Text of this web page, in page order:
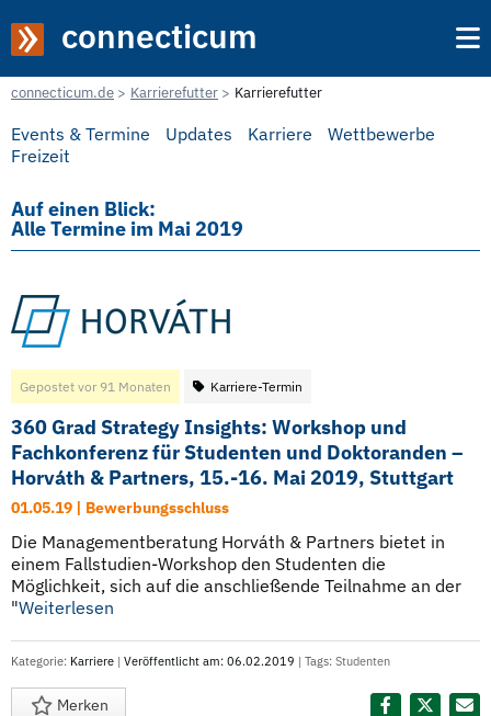
connecticum
connecticum.de Karrierefutter Karrierefutter
Events & Termine Updates Karriere
Wettbewerbe
Freizeit
Auf einen Blick:
Alle Termine im Mai 2019
Gepostet vor 91 Monaten Karriere-Termin
360 Grad Strategy Insights: Workshop und
Fachkonferenz für Studenten und Doktoranden –
Horváth & Partners, 15.-16. Mai 2019, Stuttgart
01.05.19 | Bewerbungsschluss
Die Managementberatung Horváth & Partners bietet in
einem Fallstudien-Workshop den Studenten die
Möglichkeit, sich auf die anschließende Teilnahme an der
"Weiterlesen
Kategorie: Karriere | Veröffentlicht am: 06.02.2019 | Tags: Studenten
Merken